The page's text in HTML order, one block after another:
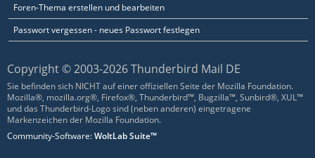
Foren-Thema erstellen und bearbeiten
Passwort vergessen - neues Passwort festlegen
Copyright © 2003-2026 Thunderbird Mail DE
Sie befinden sich NICHT auf einer offiziellen Seite der Mozilla Foundation.
Mozilla®, mozilla.org®, Firefox®, Thunderbird™, Bugzilla™, Sunbird®, XUL™
und das Thunderbird-Logo sind (neben anderen) eingetragene
Markenzeichen der Mozilla Foundation.
Community-Software:WoltLab Suite™